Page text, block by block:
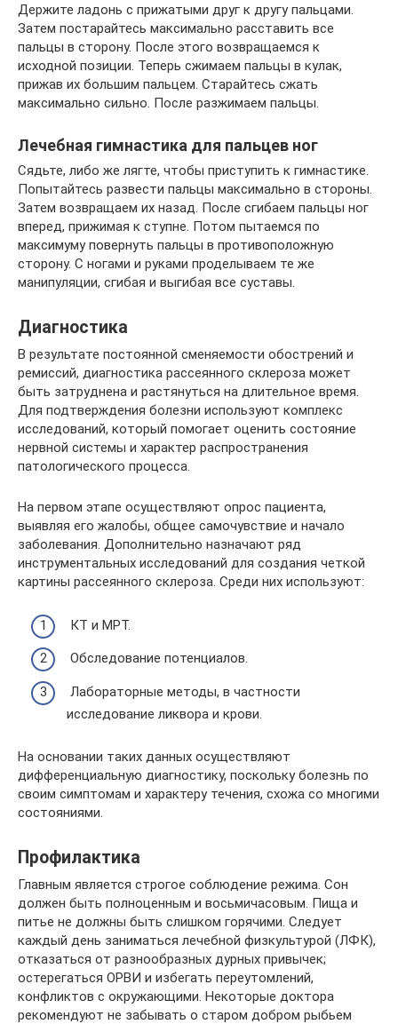
Держите ладонь с прижатыми друг к другу пальцами.
Затем постарайтесь максимально расставить все
пальцы в сторону. После этого возвращаемся к
исходной позиции. Теперь сжимаем пальцы в кулак,
прижав их большим пальцем. Старайтесь сжать
максимально сильно. После разжимаем пальцы.
Лечебная гимнастика для пальцев ног
Сядьте, либо же лягте, чтобы приступить к гимнастике.
Попытайтесь развести пальцы максимально в стороны.
Затем возвращаем их назад. После сгибаем пальцы ног
вперед, прижимая к ступне. Потом пытаемся по
максимуму повернуть пальцы в противоположную
сторону. С ногами и руками проделываем те же
манипуляции, сгибая и выгибая все суставы.
Диагностика
В результате постоянной сменяемости обострений и
ремиссий, диагностика рассеянного склероза может
быть затруднена и растянуться на длительное время.
Для подтверждения болезни используют комплекс
исследований, который помогает оценить состояние
нервной системы и характер распространения
патологического процесса.
На первом этапе осуществляют опрос пациента,
выявляя его жалобы, общее самочувствие и начало
заболевания. Дополнительно назначают ряд
инструментальных исследований для создания четкой
картины рассеянного склероза. Среди них используют:
​КТ и МРТ.
​Обследование потенциалов.
​Лабораторные методы, в частности
исследование ликвора и крови.
На основании таких данных осуществляют
дифференциальную диагностику, поскольку болезнь по
своим симптомам и характеру течения, схожа со многими
состояниями.
Профилактика
Главным является строгое соблюдение режима. Сон
должен быть полноценным и восьмичасовым. Пища и
питье не должны быть слишком горячими. Следует
каждый день заниматься лечебной физкультурой (ЛФК),
отказаться от разнообразных дурных привычек;
остерегаться ОРВИ и избегать переутомлений,
конфликтов с окружающими. Некоторые доктора
рекомендуют не забывать о старом добром рыбьем